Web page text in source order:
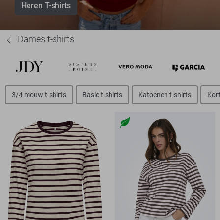
Heren T-shirts
Dames t-shirts
3/4 mouw t-shirts Basic t-shirts Katoenen t-shirts